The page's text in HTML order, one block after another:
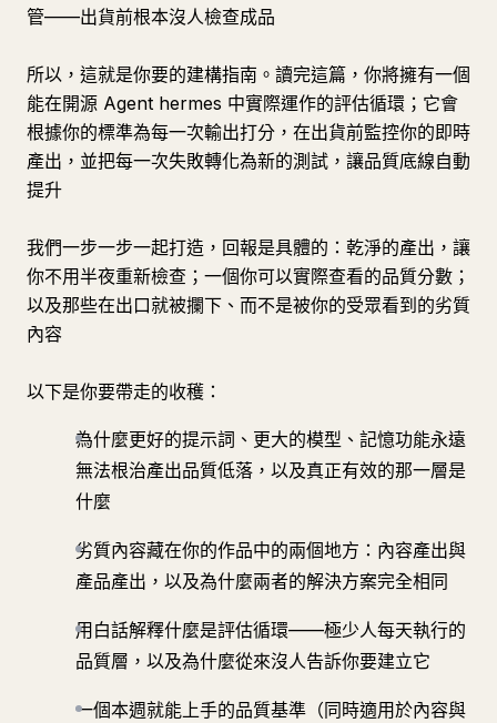
管——出貨前根本沒人檢查成品
所以，這就是你要的建構指南。讀完這篇，你將擁有一個
能在開源 Agent hermes 中實際運作的評估循環；它會
根據你的標準為每一次輸出打分，在出貨前監控你的即時
產出，並把每一次失敗轉化為新的測試，讓品質底線自動
提升
我們一步一步一起打造，回報是具體的：乾淨的產出，讓
你不用半夜重新檢查；一個你可以實際查看的品質分數；
以及那些在出口就被攔下、而不是被你的受眾看到的劣質
內容
以下是你要帶走的收穫：
為什麼更好的提示詞、更大的模型、記憶功能永遠
無法根治產出品質低落，以及真正有效的那一層是
什麼
劣質內容藏在你的作品中的兩個地方：內容產出與
產品產出，以及為什麼兩者的解決方案完全相同
用白話解釋什麼是評估循環——極少人每天執行的
品質層，以及為什麼從來沒人告訴你要建立它
一個本週就能上手的品質基準（同時適用於內容與